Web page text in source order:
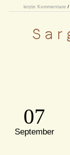
letzte Kommentare /
07
September